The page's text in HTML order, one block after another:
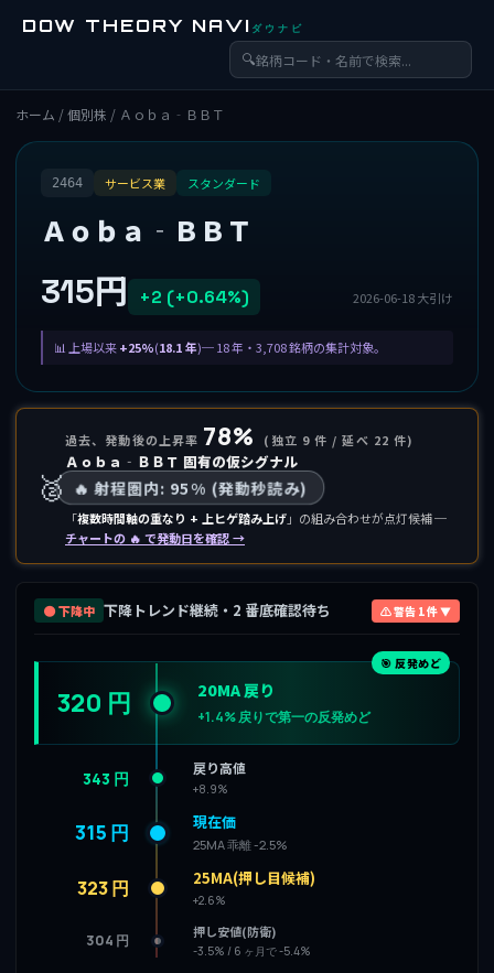
DOW THEORY NAVI ダウナビ
🔍
ホーム /個別株 / Ａｏｂａ‐ＢＢＴ
2464 サービス業 スタンダード
Ａｏｂａ‐ＢＢＴ
315円 +2 (+0.64%) 2026-06-18 大引け
上場以来+25%(18.1 年)─ 18 年・3,708 銘柄の集計対象。
🥈
過去、発動後の上昇率 78% (独立 9 件 / 延べ 22 件)
Ａｏｂａ‐ＢＢＴ 固有の仮シグナル
🔥 射程圏内: 95% (発動秒読み)
「複数時間軸の重なり + 上ヒゲ踏み上げ」の組み合わせが点灯候補 ─
チャートの 🔥 で発動日を確認 →
🟤 下降中 下降トレンド継続・2 番底確認待ち ⚠ 警告 1 件 ▼
🎯 反発めど
320 円 20MA 戻り
+1.4% 戻りで第一の反発めど
343 円 戻り高値
+8.9%
315 円 現在価
25MA 乖離 -2.5%
323 円 25MA(押し目候補)
+2.6%
304 円 押し安値(防衛)
-3.5% / 6 ヶ月で -5.4%